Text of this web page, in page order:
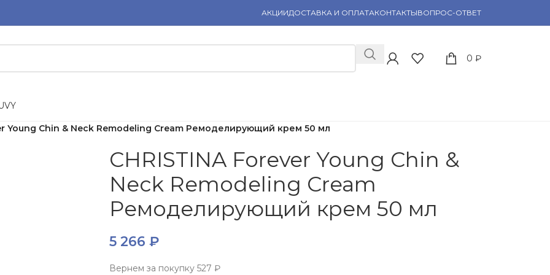
АКЦИИДОСТАВКА И ОПЛАТАКОНТАКТЫВОПРОС-ОТВЕТ
0 ₽
VY
Young Chin & Neck Remodeling Cream Ремоделирующий крем 50 мл
CHRISTINA Forever Young Chin &
Neck Remodeling Cream
Ремоделирующий крем 50 мл
5 266 ₽
Вернем за покупку527 ₽